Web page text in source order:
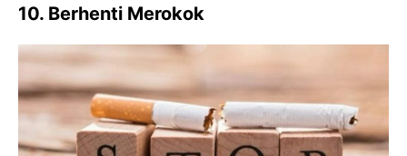
10. Berhenti Merokok